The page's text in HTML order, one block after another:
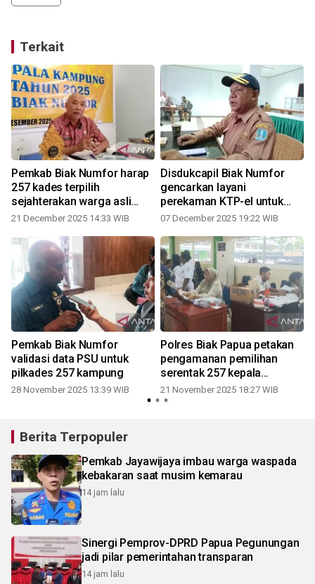
Terkait
Pemkab Biak Numfor harap
257 kades terpilih
sejahterakan warga asli
Papua
21 December 2025 14:33 WIB
Disdukcapil Biak Numfor
gencarkan layani
perekaman KTP-el untuk
Pilkades serentak
07 December 2025 19:22 WIB
Pemkab Biak Numfor
validasi data PSU untuk
pilkades 257 kampung
28 November 2025 13:39 WIB
Polres Biak Papua petakan
pengamanan pemilihan
serentak 257 kepala
kampung
21 November 2025 18:27 WIB
Berita Terpopuler
Pemkab Jayawijaya imbau warga waspada
kebakaran saat musim kemarau
14 jam lalu
Sinergi Pemprov-DPRD Papua Pegunungan
jadi pilar pemerintahan transparan
14 jam lalu